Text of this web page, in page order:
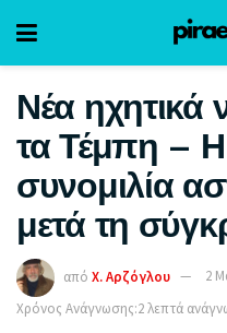
Νέα ηχητικά
τα Τέμπη – Η
συνομιλία
μετά τη
από Χ. Αρζόγλου
2
Χρόνος Ανάγνωσης:2 λεπτά